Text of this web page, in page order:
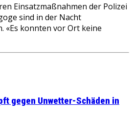
Einsatzmaßnahmen der Polizei
sind in der Nacht
«Es konnten vor Ort keine
gegen Unwetter-Schäden in